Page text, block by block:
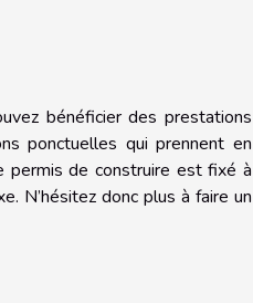
bénéficier des prestations
ponctuelles qui prennent en
permis de construire est fixé à
N’hésitez donc plus à faire un